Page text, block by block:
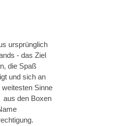
ursprünglich
- das Ziel
die Spaß
und sich an
Sinne
den Boxen